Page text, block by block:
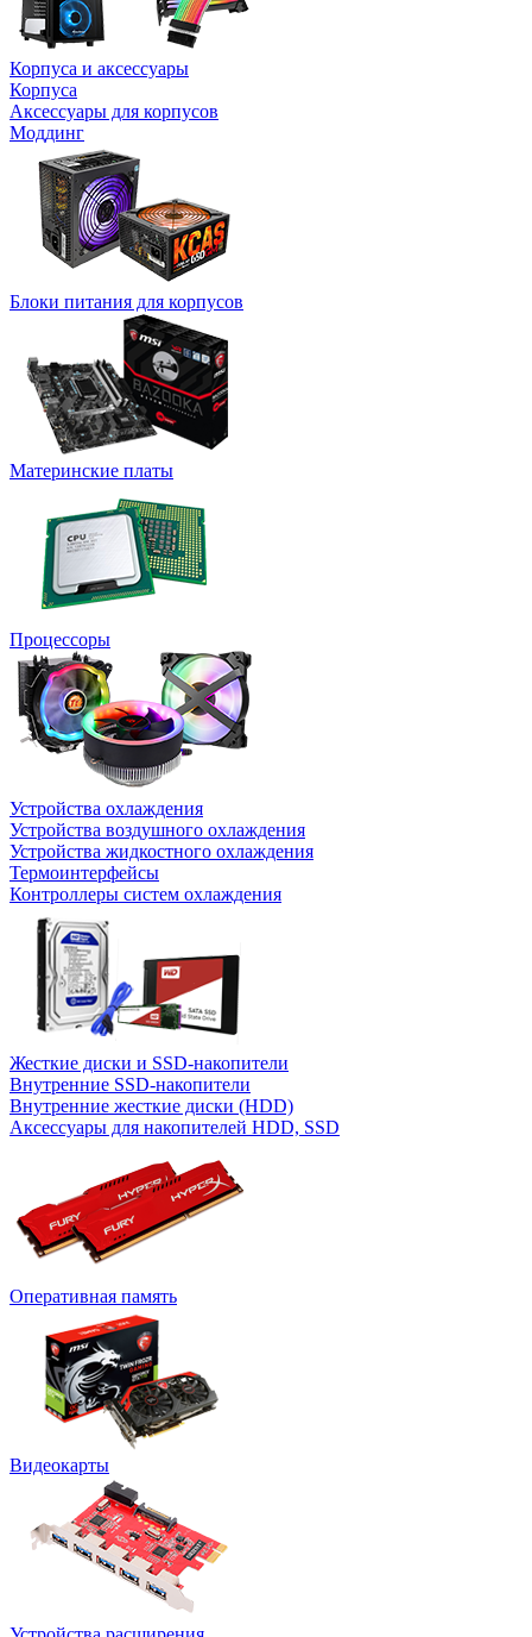
Корпуса и аксессуары
Корпуса
Аксессуары для корпусов
Моддинг
Блоки питания для корпусов
Материнские платы
Процессоры
Устройства охлаждения
Устройства воздушного охлаждения
Устройства жидкостного охлаждения
Термоинтерфейсы
Контроллеры систем охлаждения
Жесткие диски и SSD-накопители
Внутренние SSD-накопители
Внутренние жесткие диски (HDD)
Аксессуары для накопителей HDD, SSD
Оперативная память
Видеокарты